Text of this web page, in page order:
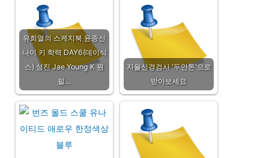
유희열의 스케치북 윤종신
나이 키 학력 DAY6(데이식
스) 성진 Jae Young K 원
필…
자율신경검사 '두안톤'으로
받아보세요